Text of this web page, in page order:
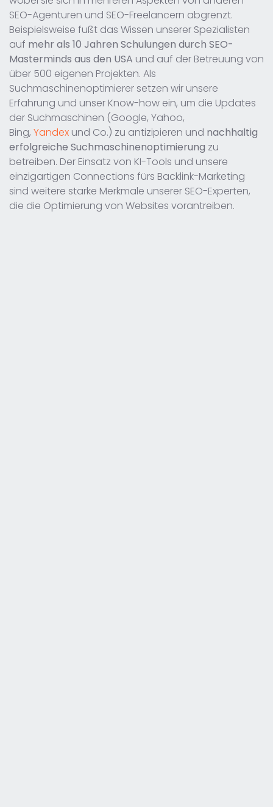
SEO-Agenturen und SEO-Freelancern abgrenzt.
Beispielsweise fußt das Wissen unserer Spezialisten
auf mehr als 10 Jahren Schulungen durch SEO-
Masterminds aus den USA und auf der Betreuung von
über 500 eigenen Projekten. Als
Suchmaschinenoptimierer setzen wir unsere
Erfahrung und unser Know-how ein, um die Updates
der Suchmaschinen (Google, Yahoo,
Bing, Yandex und Co.) zu antizipieren und nachhaltig
erfolgreiche Suchmaschinenoptimierung zu
betreiben. Der Einsatz von KI-Tools und unsere
einzigartigen Connections fürs Backlink-Marketing
sind weitere starke Merkmale unserer SEO-Experten,
die die Optimierung von Websites vorantreiben.